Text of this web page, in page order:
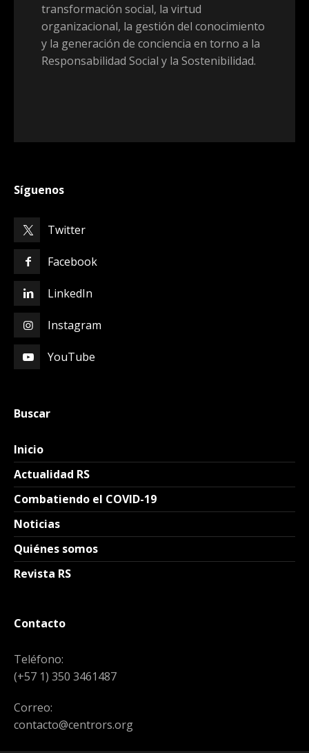
transformación social, la virtud
organizacional, la gestión del conocimiento
y la generación de conciencia en torno a la
Responsabilidad Social y la Sostenibilidad.
Síguenos
Twitter
Facebook
LinkedIn
Instagram
YouTube
Buscar
Inicio
Actualidad RS
Combatiendo el COVID-19
Noticias
Quiénes somos
Revista RS
Contacto
Teléfono:
(+57 1) 350 3461487
Correo:
contacto@centrors.org